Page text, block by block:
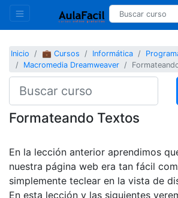
Inicio 💼 Cursos Informática
Macromedia Dreamweaver
Formateando Textos
En la lección anterior aprendimos
nuestra página web era tan fácil
simplemente teclear en la vista de
En esta lección y las siguientes